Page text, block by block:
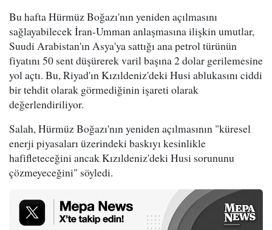
Bu hafta Hürmüz Boğazı'nın yeniden açılmasını
sağlayabilecek İran-Umman anlaşmasına ilişkin umutlar,
Suudi Arabistan'ın Asya'ya sattığı ana petrol türünün
fiyatını 50 sent düşürerek varil başına 2 dolar gerilemesine
yol açtı. Bu, Riyad'ın Kızıldeniz'deki Husi ablukasını ciddi
bir tehdit olarak görmediğinin işareti olarak
değerlendiriliyor.
Salah, Hürmüz Boğazı'nın yeniden açılmasının "küresel
enerji piyasaları üzerindeki baskıyı kesinlikle
hafifleteceğini ancak Kızıldeniz'deki Husi sorununu
çözmeyeceğini" söyledi.